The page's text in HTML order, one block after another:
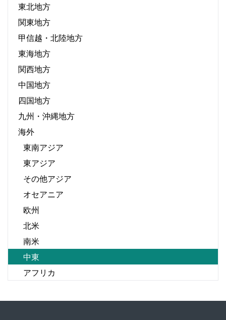
東北地方
関東地方
甲信越・北陸地方
東海地方
関西地方
中国地方
四国地方
九州・沖縄地方
海外
東南アジア
東アジア
その他アジア
オセアニア
欧州
北米
南米
中東
アフリカ